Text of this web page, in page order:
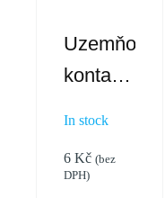
Uzemňovací
kontaktní
In stock
6 Kč (bez
DPH)